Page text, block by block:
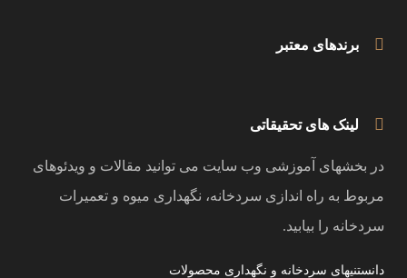
برندهای معتبر
لینک های تحقیقاتی
در بخشهای آموزشی وب سایت می توانید مقالات و ویدئوهای
مربوط به راه اندازی سردخانه، نگهداری میوه و تعمیرات
سردخانه را بیابید.
دانستنیهای سردخانه و نگهداری محصولات